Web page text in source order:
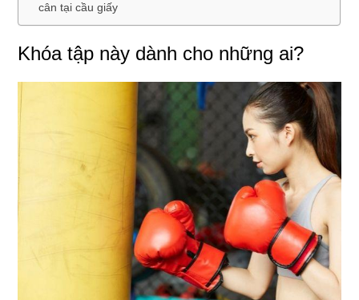
cân tại cầu giấy
Khóa tập này dành cho những ai?